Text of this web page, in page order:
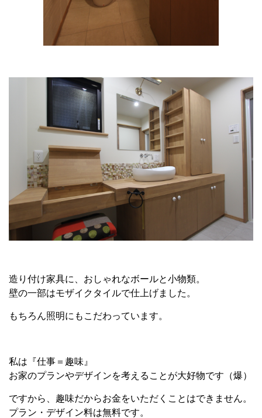
造り付け家具に、おしゃれなボールと小物類。
壁の一部はモザイクタイルで仕上げました。
もちろん照明にもこだわっています。
私は『仕事＝趣味』
お家のプランやデザインを考えることが大好物です（爆）
ですから、趣味だからお金をいただくことはできません。
プラン・デザイン料は無料です。